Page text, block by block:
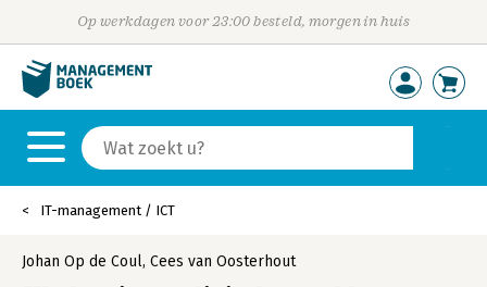
Op werkdagen voor 23:00 besteld, morgen in huis
IT-management / ICT
Johan Op de Coul, Cees van Oosterhout